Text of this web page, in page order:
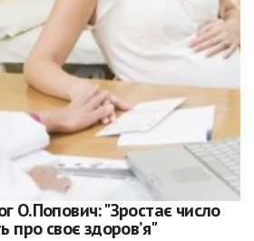
О.Попович: "Зростає число
про своє здоров’я"